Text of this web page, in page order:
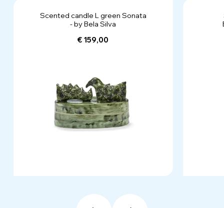
Scented candle L green Sonata
- by Bela Silva
€ 159,00